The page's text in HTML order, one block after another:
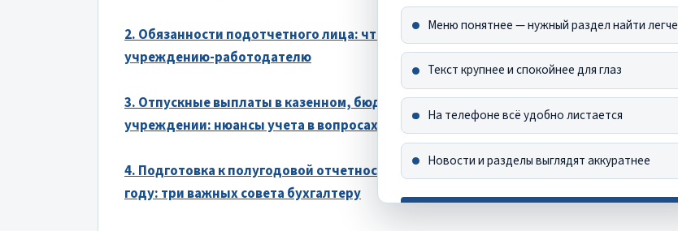
Меню понятнее — нужный раздел найти легче
Текст крупнее и спокойнее для глаз
На телефоне всё удобно листается
Новости и разделы выглядят аккуратнее
2. Обязанности подотчетного лица: что нужно знать
учреждению-работодателю
3. Отпускные выплаты в казенном, бюджетном, автономном
учреждении: нюансы учета в вопросах и ответах
4. Подготовка к полугодовой отчетности учреждений в 2026
году: три важных совета бухгалтеру